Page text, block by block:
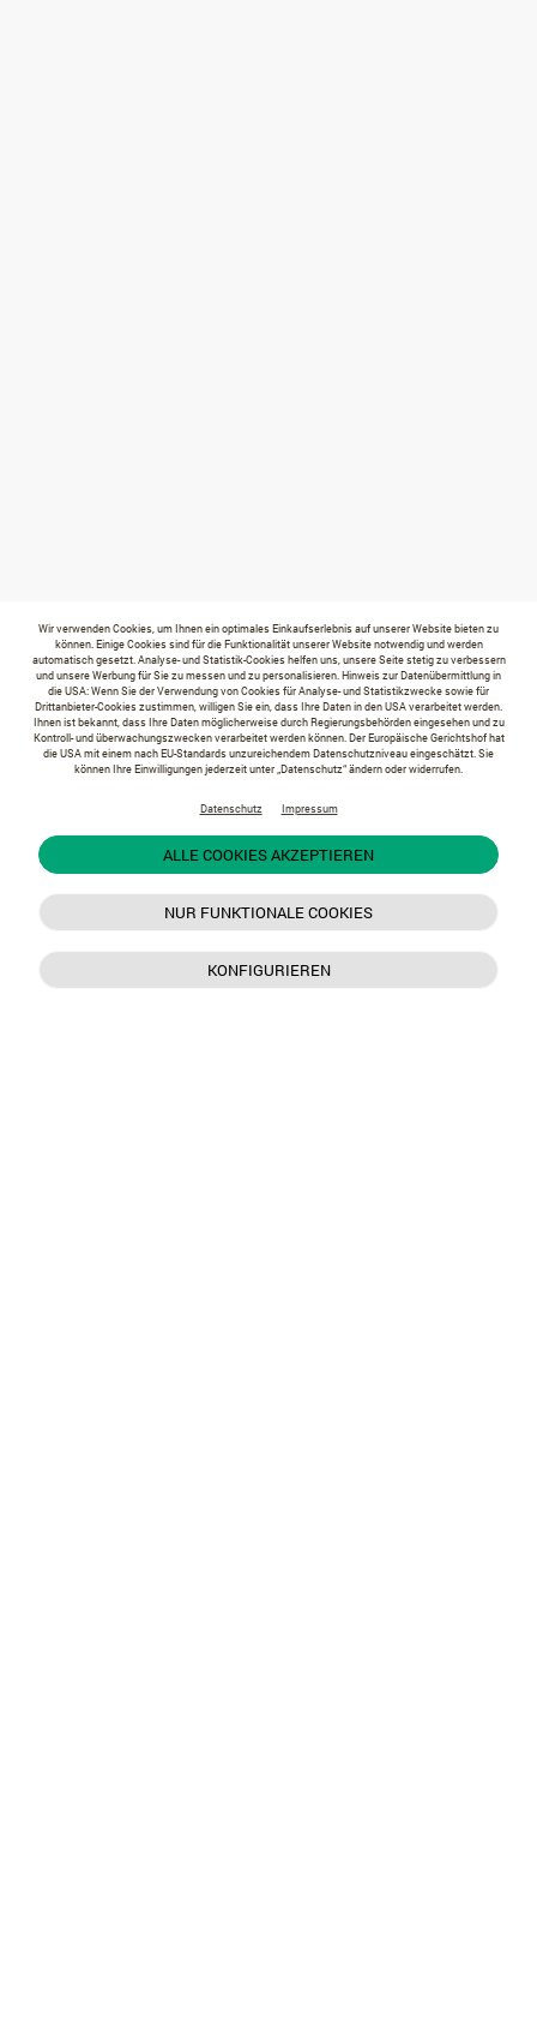
Wir verwenden Cookies, um Ihnen ein optimales Einkaufserlebnis auf unserer Website bieten zu
können. Einige Cookies sind für die Funktionalität unserer Website notwendig und werden
automatisch gesetzt. Analyse- und Statistik-Cookies helfen uns, unsere Seite stetig zu verbessern
und unsere Werbung für Sie zu messen und zu personalisieren. Hinweis zur Datenübermittlung in
die USA: Wenn Sie der Verwendung von Cookies für Analyse- und Statistikzwecke sowie für
Drittanbieter-Cookies zustimmen, willigen Sie ein, dass Ihre Daten in den USA verarbeitet werden.
Ihnen ist bekannt, dass Ihre Daten möglicherweise durch Regierungsbehörden eingesehen und zu
Kontroll- und überwachungszwecken verarbeitet werden können. Der Europäische Gerichtshof hat
die USA mit einem nach EU-Standards unzureichendem Datenschutzniveau eingeschätzt. Sie
können Ihre Einwilligungen jederzeit unter „Datenschutz“ ändern oder widerrufen.
Datenschutz Impressum
ALLE COOKIES AKZEPTIEREN
NUR FUNKTIONALE COOKIES
KONFIGURIEREN